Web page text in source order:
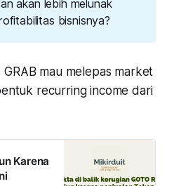
akan lebih melunak
bisnisnya?
mau melepas market
recurring income dari
Karena